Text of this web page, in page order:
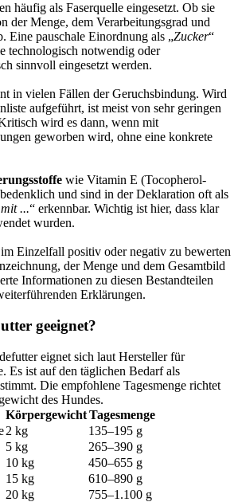
häufig als Faserquelle eingesetzt. Ob sie
der Menge, dem Verarbeitungsgrad und
Eine pauschale Einordnung als „Zucker“
technologisch notwendig oder
sinnvoll eingesetzt werden.
in vielen Fällen der Geruchsbindung. Wird
aufgeführt, ist meist von sehr geringen
wird es dann, wenn mit
geworben wird, ohne eine konkrete
wie Vitamin E (Tocopherol-
und sind in der Deklaration oft als
...“ erkennbar. Wichtig ist hier, dass klar
wurden.
Einzelfall positiv oder negativ zu bewerten
der Menge und dem Gesamtbild
Informationen zu diesen Bestandteilen
Erklärungen.
geeignet?
eignet sich laut Hersteller für
Es ist auf den täglichen Bedarf als
Die empfohlene Tagesmenge richtet
des Hundes.
KörpergewichtTagesmenge
2 kg
135–195 g
5 kg
265–390 g
10 kg
450–655 g
15 kg
610–890 g
20 kg
755–1.100 g